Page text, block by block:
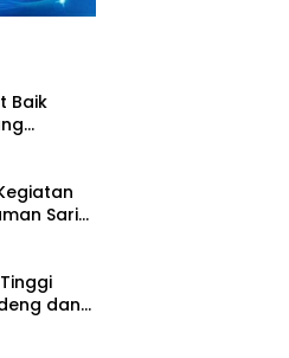
Baik
Sari
dan